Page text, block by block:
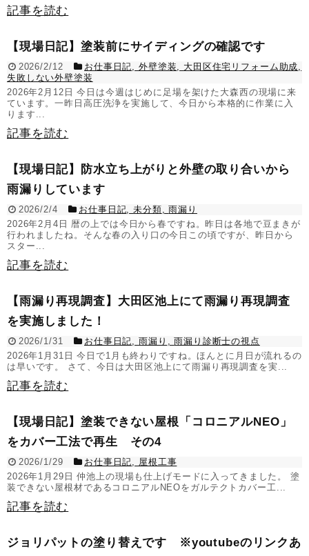
記事を読む
【現場日記】塗装前にサイディングの確認です
2026/2/12 お仕事日記 外壁塗装 大田区住宅リフォーム助成
失敗しない外壁塗装
2026年2月12日 今日は今週はじめに足場を架けた大森西の現場に来
ています。一昨日高圧洗浄を実施して、今日から本格的に作業に入
ります...
記事を読む
【現場日記】防水立ち上がりと外壁の取り合いから
雨漏りしています
2026/2/4 お仕事日記 ,未分類 ,雨漏り
2026年2月4日 暦の上では今日から春ですね。昨日は各地で豆まきが
行われましたね。そんな春の入り口の今日この頃ですが、昨日から
スター...
記事を読む
【雨漏り再現調査】大田区池上にて雨漏り再現調査
を実施しました！
2026/1/31 お仕事日記 雨漏り ,雨漏り診断士の視点
2026年1月31日 今日で1月も終わりですね。ほんとに月日が流れるの
は早いです。 さて、今日は大田区池上にて雨漏り再現調査を実...
記事を読む
【現場日記】塗装できない屋根「コロニアルNEO」
をカバー工法で再生 その4
2026/1/29 お仕事日記
屋根工事
2026年1月29日 仲池上の現場も仕上げモードに入ってきました。 塗
装できない屋根材であるコロニアルNEOをガルテクトカバー工...
記事を読む
ジョリパットの塗り替えです ※youtubeのリンクあ